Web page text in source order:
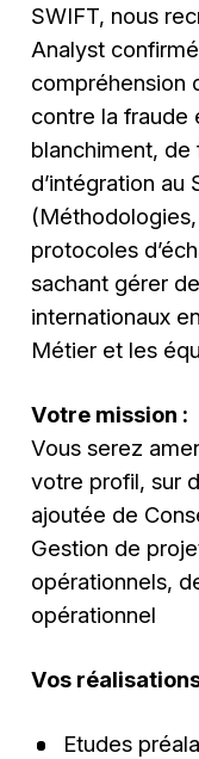
SWIFT, nous
Analyst
compréhension
contre la fraude
blanchiment,
d’intégration
protocoles
sachant gérer
internationaux
Métier et les
Votre mission :
Vous serez
votre profil, sur
ajoutée de
Gestion de
opérationnels,
opérationnel
Vos
Etudes